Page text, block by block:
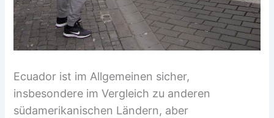
Ecuador ist im Allgemeinen sicher,
insbesondere im Vergleich zu anderen
südamerikanischen Ländern, aber